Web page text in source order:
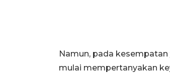
Namun, pada
mulai mempertanyakan